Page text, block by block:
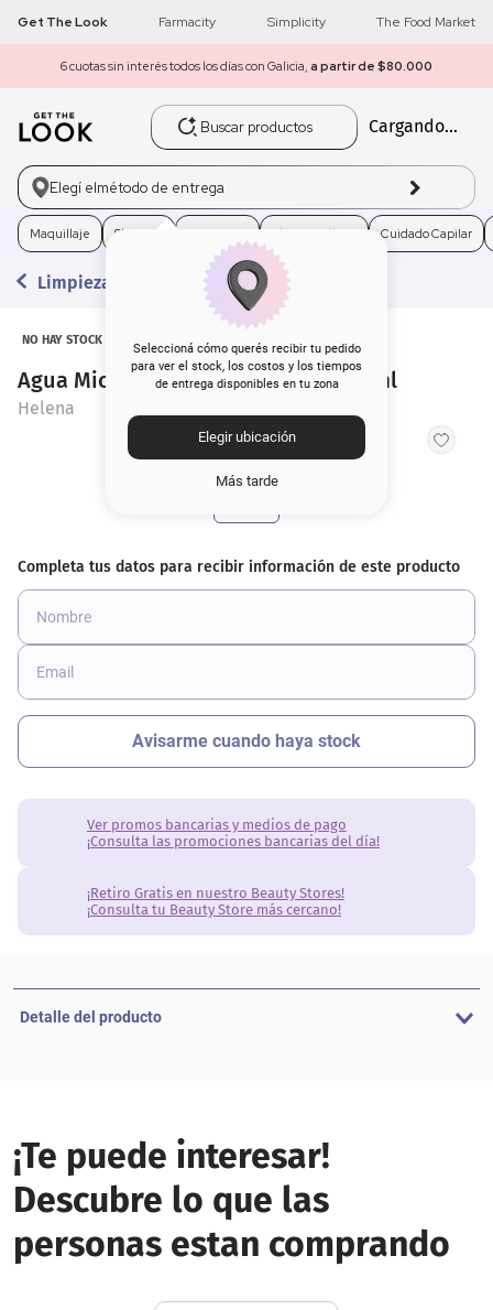
Get The Look Farmacity Simplicity The Food Market
6 cuotas sin interés todos los días con Galicia, a partir de $80.000
Buscar productos
Cargando...
Elegí elmétodo de entrega
Seleccioná cómo querés recibir tu pedido
para ver el stock, los costos y los tiempos
de entrega disponibles en tu zona
Elegir ubicación
Más tarde
Maquillaje Skincare Electro Belleza Cuidado Capilar
Limpieza
NO HAY STOCK
Agua Micelar Helena Bifásica x 250 ml
Helena
Ver promos bancarias y medios de pago
¡Consulta las promociones bancarias del día!
¡Retiro Gratis en nuestro Beauty Stores!
¡Consulta tu Beauty Store más cercano!
Detalle del producto
¡Te puede interesar!
Descubre lo que las
personas estan comprando
1 get the look
2 máscara pestañas
loreal
4. brochas
5. corrector
6 . rubor
10